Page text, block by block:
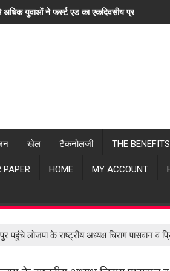
युवाओं ने फर्स्ट एड का एकदिवसीय प्रशिक्षण
खेल टैकनोलजी THE
PAPER HOME MY ACCOUNT
पहुंचे लोजपा के राष्ट्रीय अध्यक्ष चिराग